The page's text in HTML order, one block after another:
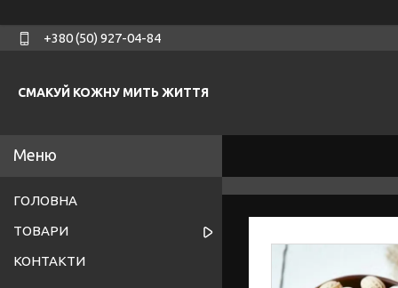
+380 (50) 927-04-84
СМАКУЙ КОЖНУ МИТЬ ЖИТТЯ
ГОЛОВНА
ТОВАРИ
КОНТАКТИ